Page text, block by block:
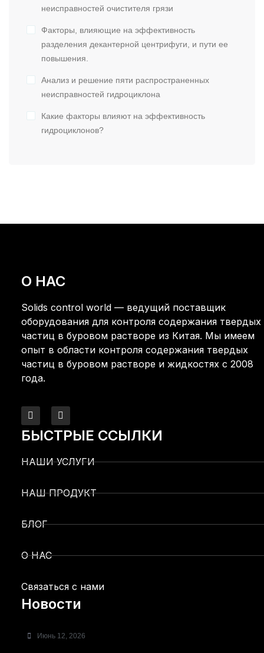
неисправностей очистителя грязи
Факторы, влияющие на эффективность
разделения декантерной центрифуги, и пути ее
повышения.
Анализ и решение пяти распространенных
неисправностей гидроциклона
Какие факторы влияют на эффективность
гидроциклонов?
О НАС
Solids control world — ведущий поставщик
оборудования для контроля содержания твердых
частиц в буровом растворе из Китая. Мы имеем
опыт в области контроля содержания твердых
частиц в буровом растворе и жидкостях с 2008
года.
БЫСТРЫЕ ССЫЛКИ
НАШИ УСЛУГИ
НАШ ПРОДУКТ
БЛОГ
О НАС
Связаться с нами
Новости
Июнь 12, 2026